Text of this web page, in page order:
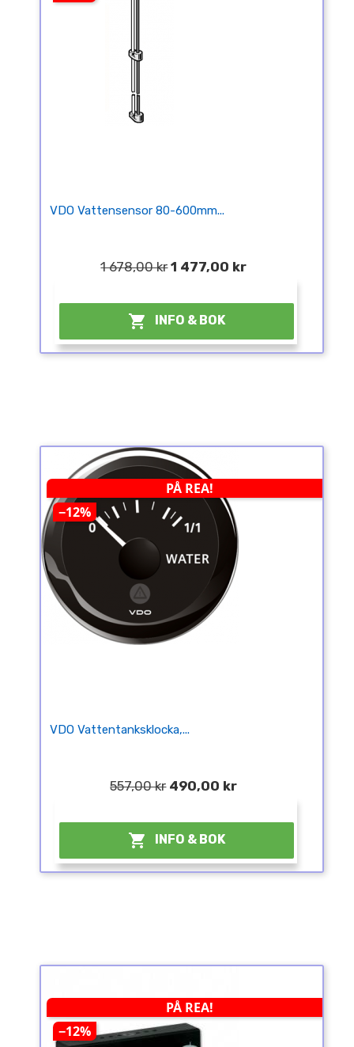
VDO Vattensensor 80-600mm...
1 678,00 kr 1 477,00 kr
 INFO & BOK
PÅ REA!
−12%
VDO Vattentanksklocka,...
557,00 kr 490,00 kr
 INFO & BOK
PÅ REA!
−12%